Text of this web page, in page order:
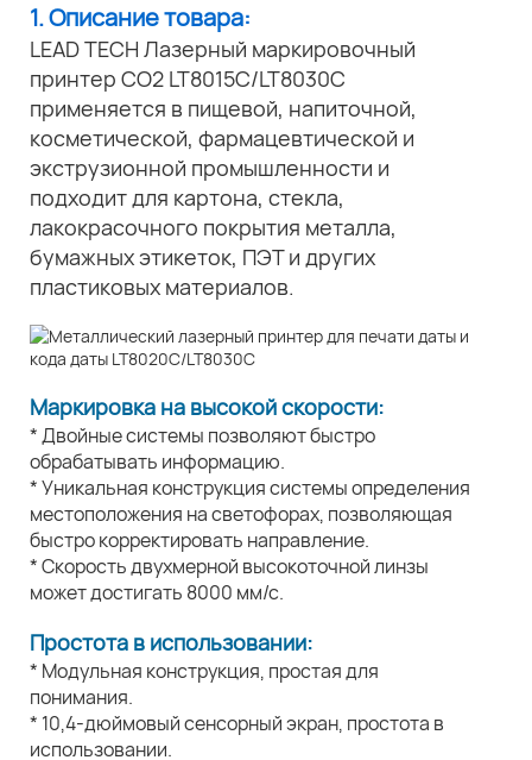
1. Описание товара:
LEAD TECH Лазерный маркировочный
принтер CO2 LT8015C/LT8030C
применяется в пищевой, напиточной,
косметической, фармацевтической и
экструзионной промышленности и
подходит для картона, стекла,
лакокрасочного покрытия металла,
бумажных этикеток, ПЭТ и других
пластиковых материалов.
Маркировка на высокой скорости:
* Двойные системы позволяют быстро
обрабатывать информацию.
* Уникальная конструкция системы определения
местоположения на светофорах, позволяющая
быстро корректировать направление.
* Скорость двухмерной высокоточной линзы
может достигать 8000 мм/с.
Простота в использовании:
* Модульная конструкция, простая для
понимания.
* 10,4-дюймовый сенсорный экран, простота в
использовании.